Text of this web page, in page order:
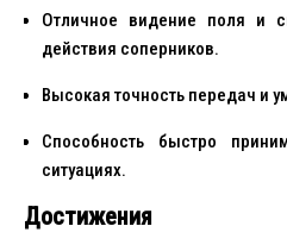
Отличное видение поля и
действия соперников.
Высокая точность передач и
Способность быстро
ситуациях.
Достижения